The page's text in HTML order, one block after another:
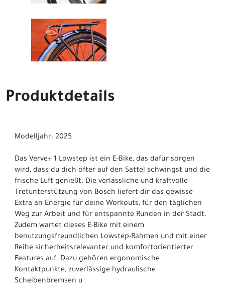
Produktdetails
Modelljahr: 2025
Das Verve+ 1 Lowstep ist ein E-Bike, das dafür sorgen
wird, dass du dich öfter auf den Sattel schwingst und die
frische Luft genießt. Die verlässliche und kraftvolle
Tretunterstützung von Bosch liefert dir das gewisse
Extra an Energie für deine Workouts, für den täglichen
Weg zur Arbeit und für entspannte Runden in der Stadt.
Zudem wartet dieses E-Bike mit einem
benutzungsfreundlichen Lowstep-Rahmen und mit einer
Reihe sicherheitsrelevanter und komfortorientierter
Features auf. Dazu gehören ergonomische
Kontaktpunkte, zuverlässige hydraulische
Scheibenbremsen u